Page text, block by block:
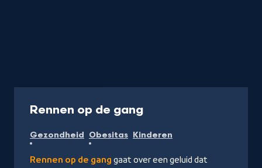
Rennen op de gang-
NPO
Luister
Gezondheid Obesitas Kinderen
Rennen op de gang gaat over een geluid dat